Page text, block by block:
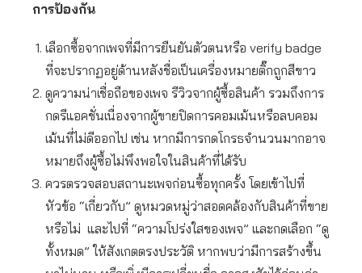
การป้องกัน
เลือกซื้อจากเพจที่มีการยืนยันตัวตนหรือ verify badge
ที่จะปรากฏอยู่ด้านหลังชื่อเป็นเครื่องหมายติ๊กถูกสีขาว
ดูความน่าเชื่อถือของเพจ รีวิวจากผู้ซื้อสินค้า รวมถึงการ
กดรีแอคชั่นเนื่องจากผู้ขายปิดการคอมเม้นหรือลบคอม
เม้นที่ไม่ดีออกไป เช่น หากมีการกดโกรธจำนวนมากอาจ
หมายถึงผู้ซื้อไม่พึงพอใจในสินค้าที่ได้รับ
ควรตรวจสอบสถานะเพจก่อนซื้อทุกครั้ง โดยเข้าไปที่
หัวข้อ “เกี่ยวกับ” ดูหมวดหมู่ว่าสอดคล้องกับสินค้าที่ขาย
หรือไม่ และไปที่ “ความโปร่งใสของเพจ” และกดเลือก “ดู
ทั้งหมด” ให้สังเกตตรงประวัติ หากพบว่ามีการสร้างขึ้น